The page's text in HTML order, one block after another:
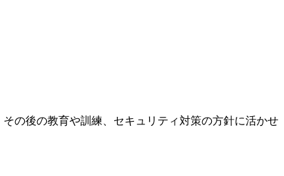
の後の教育や訓練、セキュリティ対策の方針に活かせ